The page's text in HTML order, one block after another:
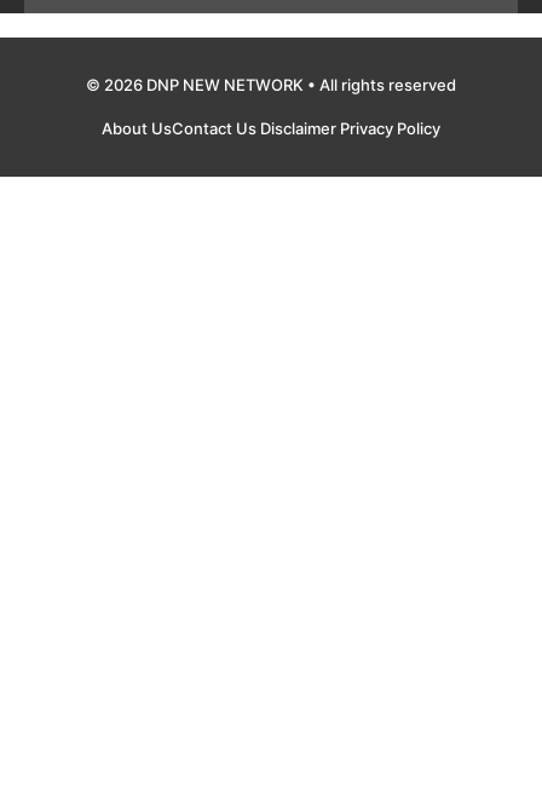
© 2026 DNP NEW NETWORK • All rights reserved
About UsContact Us Disclaimer Privacy Policy